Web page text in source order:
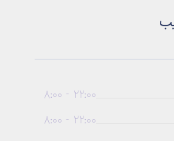
22:00 - 8:00
22:00 - 8:00